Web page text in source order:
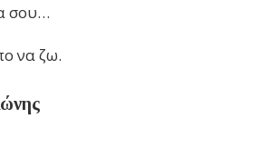
σου…
να ζω.